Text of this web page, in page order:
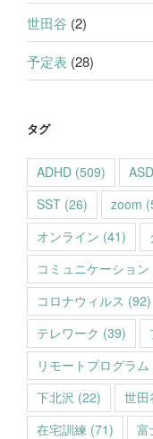
世田谷 (2)
予定表 (28)
タグ
ADHD (509) ASD
SST (26) zoom
オンライン (41)
コミュニケーション
コロナウィルス (92)
テレワーク (39)
リモートプログラム
下北沢 (22) 世田
在宅訓練 (71) 富